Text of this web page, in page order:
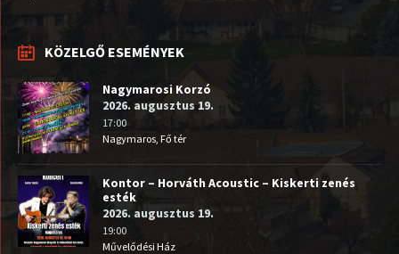
KÖZELGŐ ESEMÉNYEK
Nagymarosi Korzó
2026. augusztus 19.
17:00
Nagymaros, Fő tér
Kontor – Horváth Acoustic – Kiskerti zenés
esték
2026. augusztus 19.
19:00
Művelődési Ház